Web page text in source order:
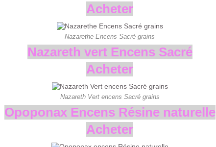
Acheter
Nazarethe Encens Sacré grains
Nazareth vert Encens Sacré
Acheter
Nazareth Vert encens Sacré grains
Opoponax Encens Résine naturelle
Acheter